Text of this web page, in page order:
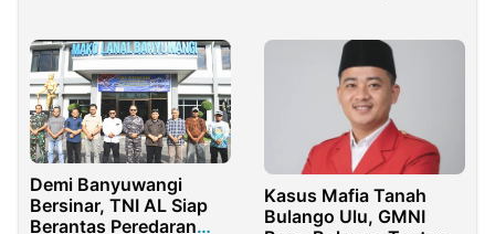
Demi Banyuwangi
Bersinar, TNI AL Siap
Berantas Peredaran
Kasus Mafia Tanah
Bulango Ulu, GMNI